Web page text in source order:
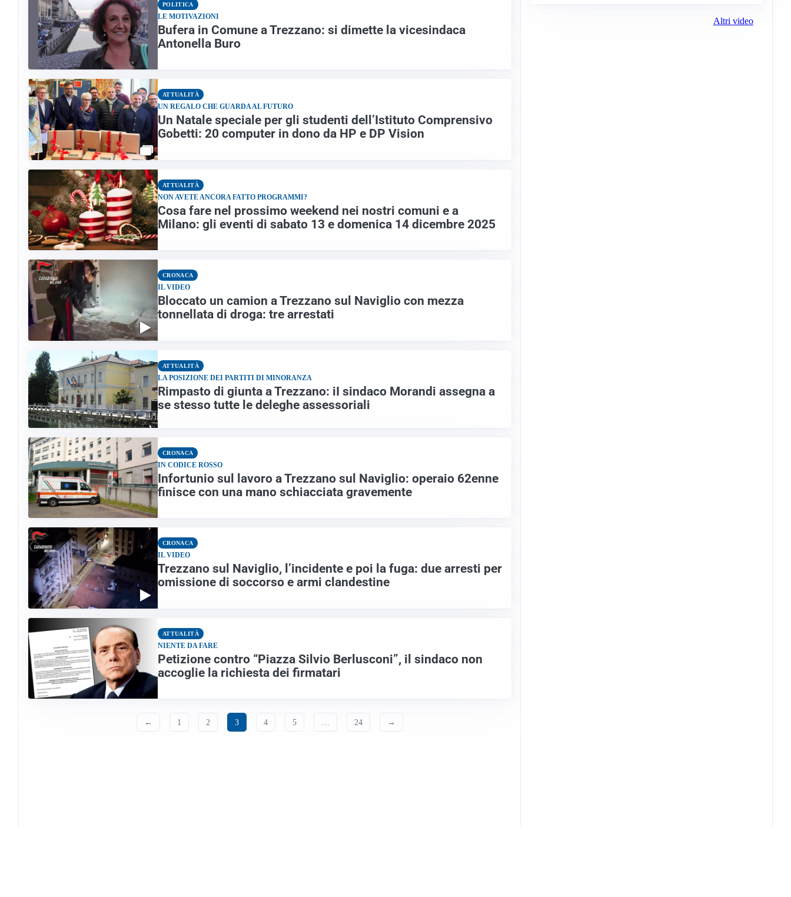
POLITICA
LE MOTIVAZIONI
Bufera in Comune a Trezzano: si dimette la vicesindaca
Antonella Buro
ATTUALITÀ
UN REGALO CHE GUARDA AL FUTURO
Un Natale speciale per gli studenti dell’Istituto Comprensivo
Gobetti: 20 computer in dono da HP e DP Vision
ATTUALITÀ
NON AVETE ANCORA FATTO PROGRAMMI?
Cosa fare nel prossimo weekend nei nostri comuni e a
Milano: gli eventi di sabato 13 e domenica 14 dicembre 2025
CRONACA
IL VIDEO
Bloccato un camion a Trezzano sul Naviglio con mezza
tonnellata di droga: tre arrestati
ATTUALITÀ
LA POSIZIONE DEI PARTITI DI MINORANZA
Rimpasto di giunta a Trezzano: iI sindaco Morandi assegna a
se stesso tutte le deleghe assessoriali
CRONACA
IN CODICE ROSSO
Infortunio sul lavoro a Trezzano sul Naviglio: operaio 62enne
finisce con una mano schiacciata gravemente
CRONACA
IL VIDEO
Trezzano sul Naviglio, l’incidente e poi la fuga: due arresti per
omissione di soccorso e armi clandestine
ATTUALITÀ
NIENTE DA FARE
Petizione contro “Piazza Silvio Berlusconi”, il sindaco non
accoglie la richiesta dei firmatari
← 1 2 3 4 5 24 →
Altri video